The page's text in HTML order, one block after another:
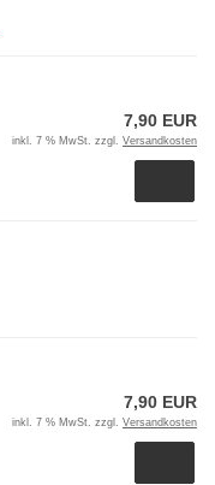
7,90 EUR
inkl. 7 % MwSt. zzgl. Versandkosten
7,90 EUR
inkl. 7 % MwSt. zzgl. Versandkosten